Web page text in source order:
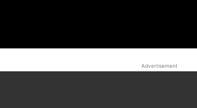
Advertisement